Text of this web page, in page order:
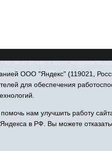
от 28 марта 2016 г., выданное
"Сельский вестник", главный редактор
151
ООО "Яндекс" (119021,
для обеспечения
нам улучшить работу
в РФ. Вы можете